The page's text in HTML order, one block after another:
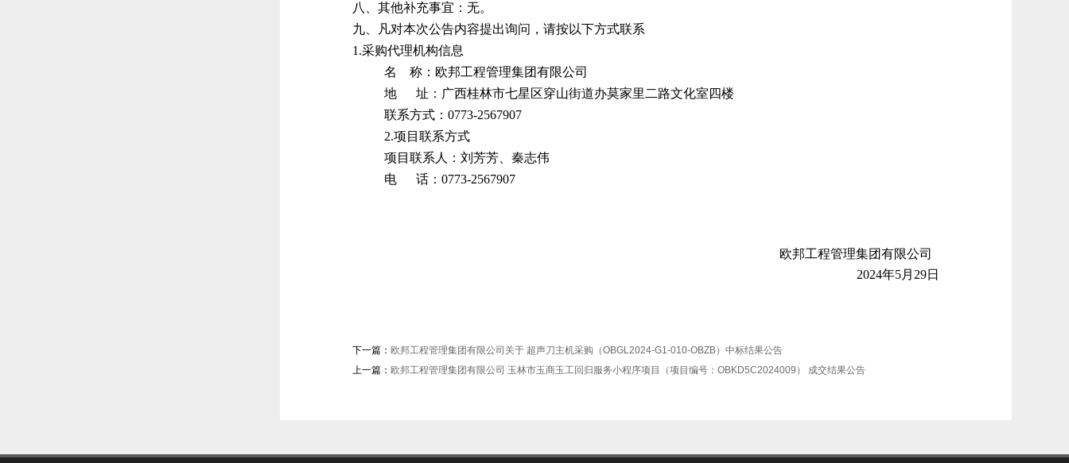
八、其他补充事宜： 无。
九、凡对本次公告内容提出询问，请按以下方式联系
1.采购代理机构信息
名
称： 欧邦工程管理集团有限公司
地
址： 广西桂林市七星区穿山街道办莫家里二路文化室四楼
联系方式： 0773-2567907
2.项目 联系方式
项目联系人
：刘芳芳、秦志伟
电
话： 0773-2567907
欧邦工程管理集团有限公司
2024年5月 29日
下一篇： 欧邦工程管理集团有限公司关于 超声刀主机采购（OBGL2024-G1-010-OBZB）中标结果公告
上一篇： 欧邦工程管理集团有限公司 玉林市玉商玉工回归服务小程序项目（项目编号：OBKD5C2024009） 成交结果公告